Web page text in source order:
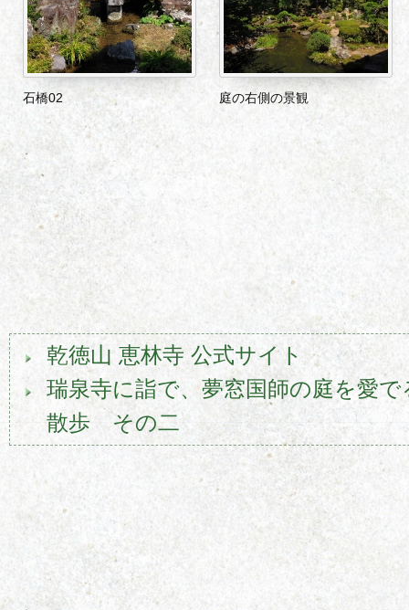
石橋02 庭の右側の景観
乾徳山 恵林寺 公式サイト
瑞泉寺に詣で、夢窓国師の庭を愛
散歩 その二